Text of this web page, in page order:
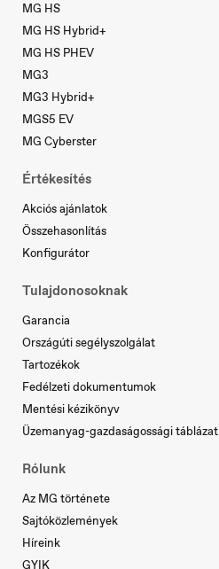
Nederlands
Norge
Norsk
Österreich
Deutsch
Portugal
Português
MG HS
MG HS Hybrid+
MG HS PHEV
MG3
MG3 Hybrid+
MGS5 EV
MG Cyberster
Értékesítés
Akciós ajánlatok
Összehasonlítás
Konfigurátor
Tulajdonosoknak
Garancia
Országúti segélyszolgálat
Tartozékok
Fedélzeti dokumentumok
Mentési kézikönyv
Üzemanyag-gazdaságossági táblázat
Rólunk
Az MG története
Sajtóközlemények
Híreink
GYIK